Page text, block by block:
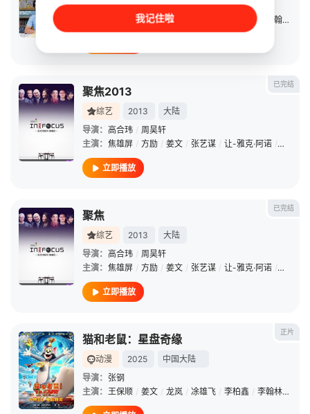
导演：林建祥 / 廖晋硕
/ 林宣妤 / 艾威 高翰文
已完结
聚焦2013
综艺 2013
大陆
导演： 高合玮 / 周昊轩
主演： 焦雄屏 / 方励 / 姜文 / 张艺谋 / 让-雅克·阿诺 / 李冰冰
立即播放
已完结
聚焦
综艺 2013
大陆
导演： 高合玮 / 周昊轩
主演： 焦雄屏 / 方励 / 姜文 / 张艺谋 / 让-雅克·阿诺 / 李冰冰
立即播放
正片
猫和老鼠：星盘奇缘
动漫 2025
中国大陆
导演： 张钢
主演： 王保顺 / 姜文 / 龙岚 / 凃雄飞 / 李柏鑫 / 李翰林 /
我记住啦